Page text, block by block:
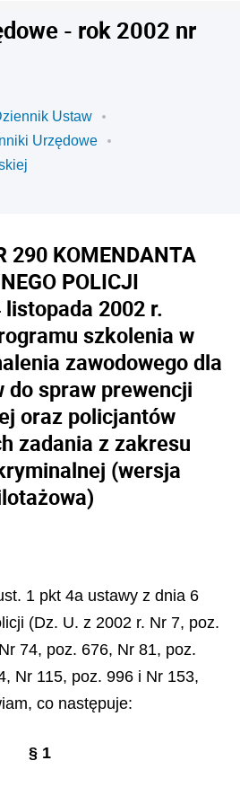
- rok 2002 nr
Ustaw
Urzędowe
290 KOMENDANTA
POLICJI
2002 r.
szkolenia w
zawodowego dla
do spraw prewencji
oraz policjantów
zadania z zakresu
(wersja
1 pkt 4a ustawy z dnia 6
(Dz. U. z 2002 r. Nr 7, poz.
74, poz. 676, Nr 81, poz.
Nr 115, poz. 996 i Nr 153,
co następuje:
§ 1